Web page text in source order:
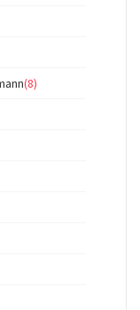
(8)